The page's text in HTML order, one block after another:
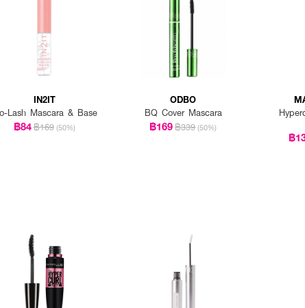
IN2IT
Lash Mascara & Base
฿84฿169 (50%)
ODBO
BQ Cover Mascara
฿169฿339 (50%)
฿